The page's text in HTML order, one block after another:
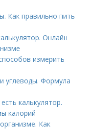
Как правильно пить
Онлайн
измерить
углеводы. Формула
калькулятор.
калорий
Как